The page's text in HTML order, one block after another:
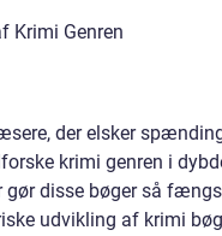
Krimi Genren
der elsker
krimi genren i
disse bøger så
udvikling af krimi